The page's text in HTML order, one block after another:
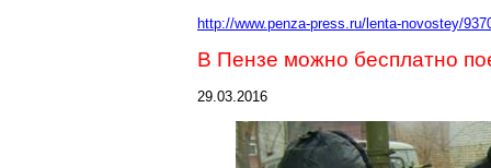
http://www.penza-press.ru/lenta-novostey/
В Пензе можно бесплатно
29.03.2016